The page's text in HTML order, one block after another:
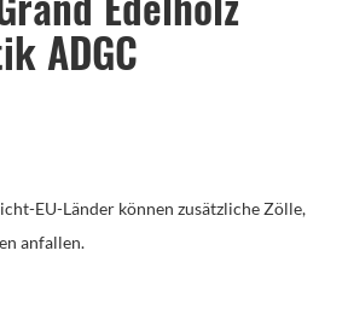
ADGC
EU-Länder können zusätzliche Zölle,
anfallen.